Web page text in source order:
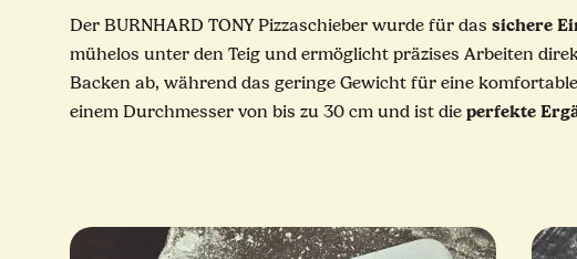
Der BURNHARD TONY Pizzaschieber wurde für das sichere
mühelos unter den Teig und ermöglicht präzises Arbeiten
Backen ab, während das geringe Gewicht für eine
einem Durchmesser von bis zu 30 cm und ist die perfekte